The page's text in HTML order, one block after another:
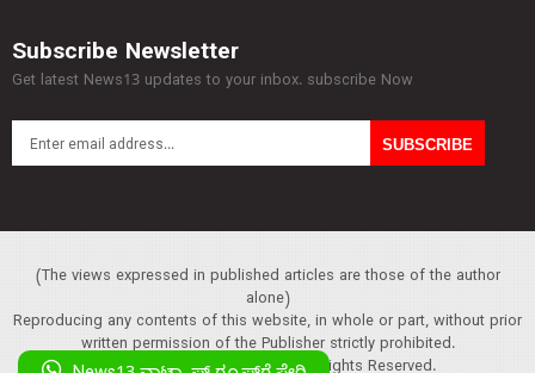
Subscribe Newsletter
Get latest News13 updates to your inbox. subscribe Now
(The views expressed in published articles are those of the author
alone)
Reproducing any contents of this website, in whole or part, without prior
written permission of the Publisher strictly prohibited.
Copyright :© 2013 News13. All Rights Reserved.